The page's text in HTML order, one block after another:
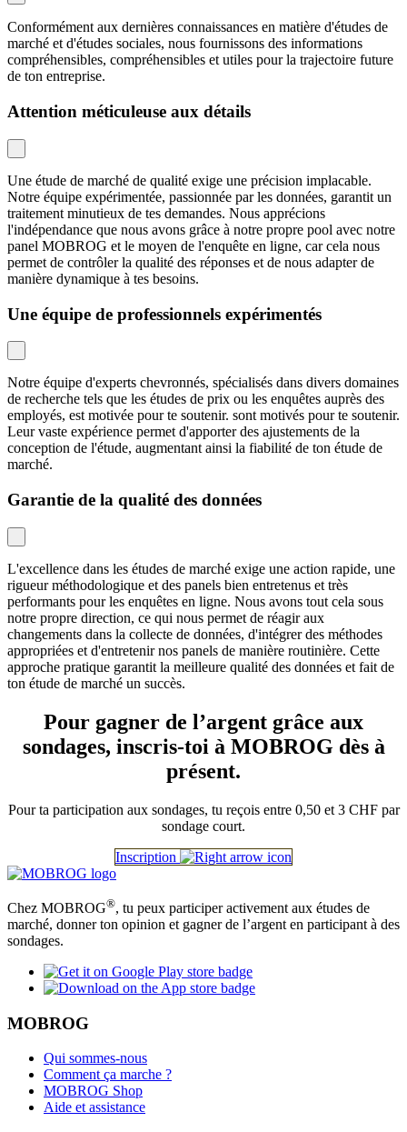
Conformément aux dernières connaissances en matière d'études de
marché et d'études sociales, nous fournissons des informations
compréhensibles, compréhensibles et utiles pour la trajectoire future
de ton entreprise.
Attention méticuleuse aux détails
Une étude de marché de qualité exige une précision implacable.
Notre équipe expérimentée, passionnée par les données, garantit un
traitement minutieux de tes demandes. Nous apprécions
l'indépendance que nous avons grâce à notre propre pool avec notre
panel MOBROG et le moyen de l'enquête en ligne, car cela nous
permet de contrôler la qualité des réponses et de nous adapter de
manière dynamique à tes besoins.
Une équipe de professionnels expérimentés
Notre équipe d'experts chevronnés, spécialisés dans divers domaines
de recherche tels que les études de prix ou les enquêtes auprès des
employés, est motivée pour te soutenir. sont motivés pour te soutenir.
Leur vaste expérience permet d'apporter des ajustements de la
conception de l'étude, augmentant ainsi la fiabilité de ton étude de
marché.
Garantie de la qualité des données
L'excellence dans les études de marché exige une action rapide, une
rigueur méthodologique et des panels bien entretenus et très
performants pour les enquêtes en ligne. Nous avons tout cela sous
notre propre direction, ce qui nous permet de réagir aux
changements dans la collecte de données, d'intégrer des méthodes
appropriées et d'entretenir nos panels de manière routinière. Cette
approche pratique garantit la meilleure qualité des données et fait de
ton étude de marché un succès.
Pour gagner de l’argent grâce aux
sondages, inscris-toi à MOBROG dès à
présent.
Pour ta participation aux sondages, tu reçois entre 0,50 et 3 CHF par
sondage court.
Inscription
Chez MOBROG®, tu peux participer activement aux études de
marché, donner ton opinion et gagner de l’argent en participant à des
sondages.
MOBROG
Qui sommes-nous
Comment ça marche ?
MOBROG Shop
Aide et assistance